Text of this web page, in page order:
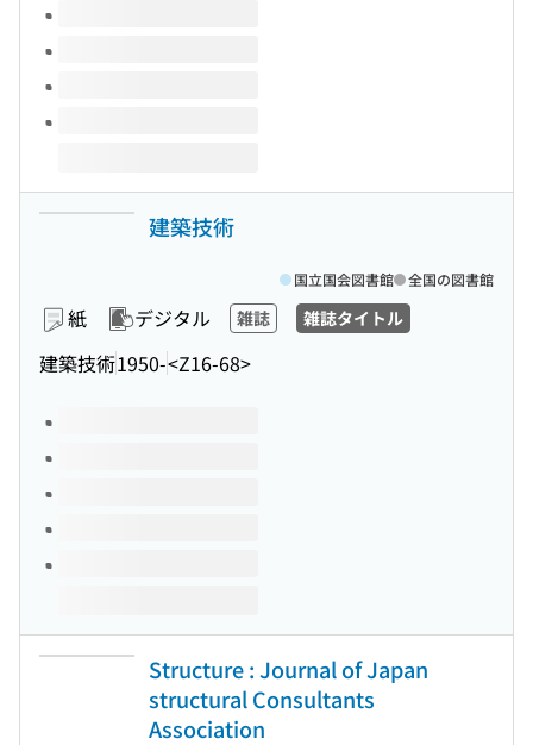
建築技術
紙 デジタル 雑誌 雑誌タイトル
建築技術1950-<Z16-68>
国立国会図書館 全国の図書館
このタイトルの巻号
Structure : Journal of Japan
structural Consultants
Association